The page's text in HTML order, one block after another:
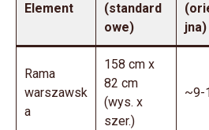
Element
(standard
owe)
jna)
Rama
warszawsk
a
158 cm x
82 cm
(wys. x
szer.)
~9-